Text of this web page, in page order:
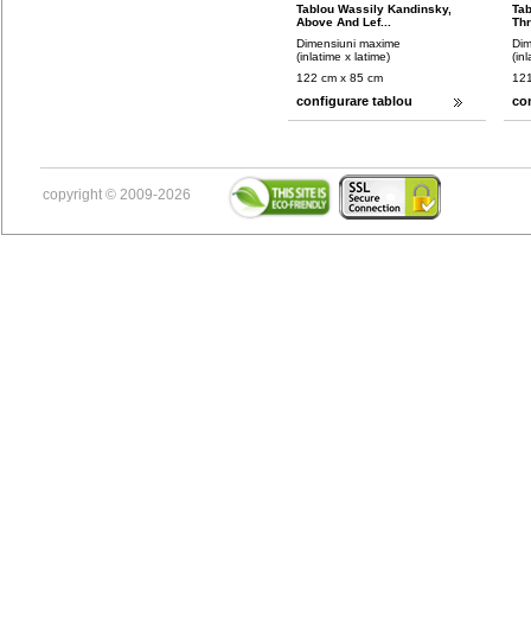
Tablou Wassily Kandinsky,
Above And Lef...
Dimensiuni maxime
(inlatime x latime)
122 cm x 85 cm
configurare tablou
copyright © 2009-2026